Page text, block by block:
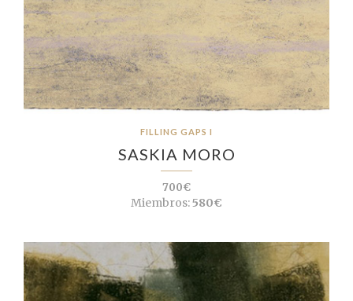
FILLING GAPS I
SASKIA MORO
700€
Miembros:580€